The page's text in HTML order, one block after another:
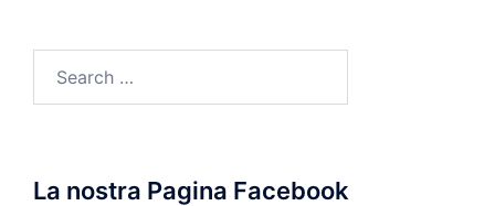
La nostra Pagina Facebook